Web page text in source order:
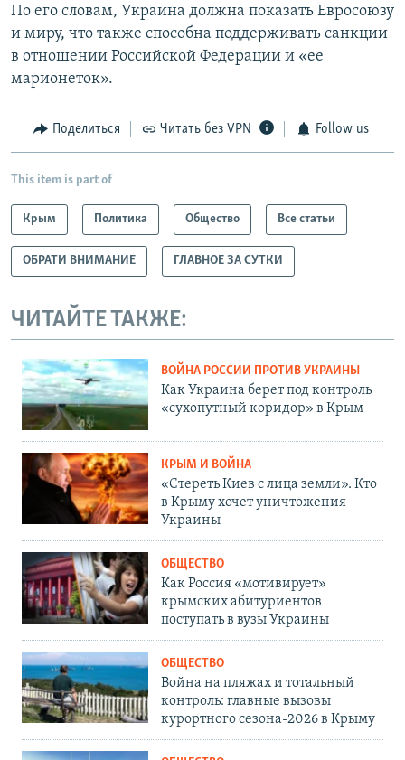
По его словам, Украина должна показать Евросоюзу
и миру, что также способна поддерживать санкции
в отношении Российской Федерации и «ее
марионеток».
Поделиться Читать без VPN Follow us
This item is part of
Крым Политика Общество Все статьи
ОБРАТИ ВНИМАНИЕ ГЛАВНОЕ ЗА СУТКИ
ЧИТАЙТЕ ТАКЖЕ:
ВОЙНА РОССИИ ПРОТИВ УКРАИНЫ
Как Украина берет под контроль
«сухопутный коридор» в Крым
КРЫМ И ВОЙНА
«Стереть Киев с лица земли». Кто
в Крыму хочет уничтожения
Украины
ОБЩЕСТВО
Как Россия «мотивирует»
крымских абитуриентов
поступать в вузы Украины
ОБЩЕСТВО
Война на пляжах и тотальный
контроль: главные вызовы
курортного сезона-2026 в Крыму